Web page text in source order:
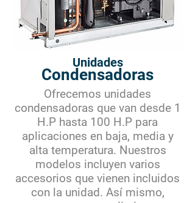
Unidades
Condensadoras
Ofrecemos unidades
condensadoras que van desde 1
H.P hasta 100 H.P para
aplicaciones en baja, media y
alta temperatura. Nuestros
modelos incluyen varios
accesorios que vienen incluidos
con la unidad. Así mismo,